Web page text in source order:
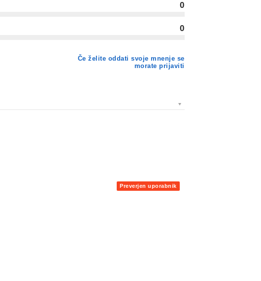
0
0
Če želite oddati svoje mnenje se
morate prijaviti
Preverjen uporabnik